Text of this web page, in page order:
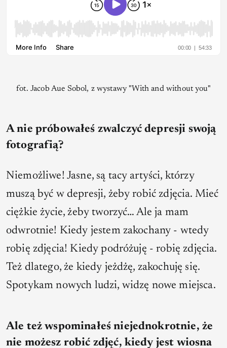
fot. Jacob Aue Sobol, z wystawy "With and without you"
A nie próbowałeś zwalczyć depresji swoją
fotografią?
Niemożliwe! Jasne, są tacy artyści, którzy
muszą być w depresji, żeby robić zdjęcia. Mieć
ciężkie życie, żeby tworzyć… Ale ja mam
odwrotnie! Kiedy jestem zakochany - wtedy
robię zdjęcia! Kiedy podróżuję - robię zdjęcia.
Też dlatego, że kiedy jeżdżę, zakochuję się.
Spotykam nowych ludzi, widzę nowe miejsca.
Ale też wspominałeś niejednokrotnie, że
nie możesz robić zdjęć, kiedy jest wiosna